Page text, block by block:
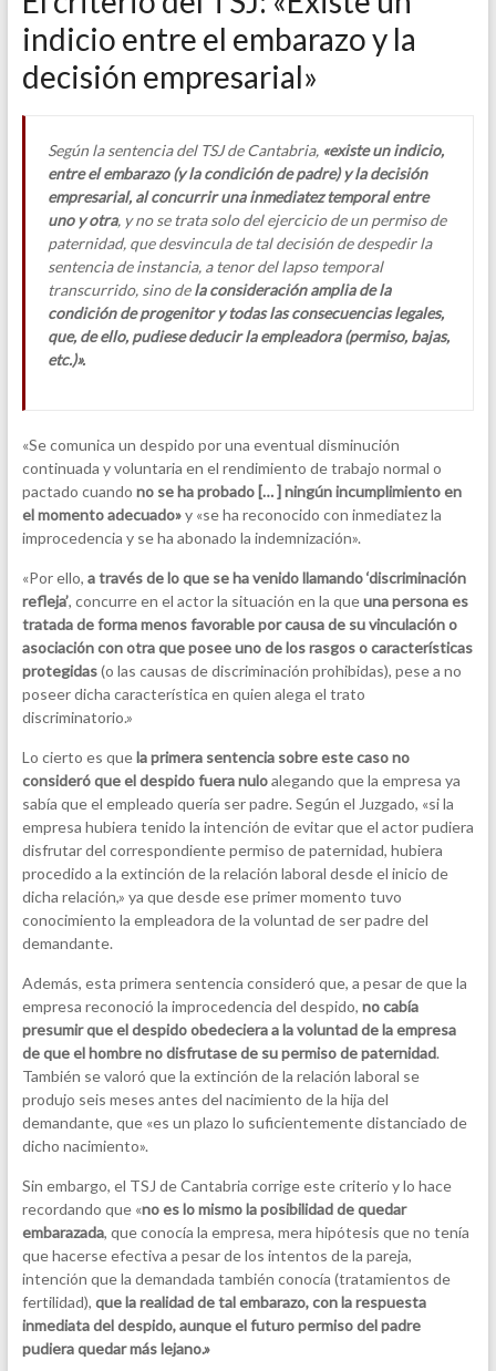
indicio entre el embarazo y la
decisión empresarial»
Según la sentencia del TSJ de Cantabria,«existe un indicio,
entre el embarazo (y la condición de padre) y la decisión
empresarial, al concurrir una inmediatez temporal entre
uno y otra, y no se trata solo del ejercicio de un permiso de
paternidad, que desvincula de tal decisión de despedir la
sentencia de instancia, a tenor del lapso temporal
transcurrido, sino dela consideración amplia de la
condición de progenitor y todas las consecuencias legales,
que, de ello, pudiese deducir la empleadora (permiso, bajas,
etc.)».
«Se comunica un despido por una eventual disminución
continuada y voluntaria en el rendimiento de trabajo normal o
pactado cuando no se ha probado [… ] ningún incumplimiento en
el momento adecuado»y «se ha reconocido con inmediatez la
improcedencia y se ha abonado la indemnización».
«Por ello, a través de lo que se ha venido llamando ‘discriminación
refleja’, concurre en el actor la situación en la queuna persona es
tratada de forma menos favorable por causa de su vinculación o
asociación con otra que posee uno de los rasgos o características
protegidas(o las causas de discriminación prohibidas), pese a no
poseer dicha característica en quien alega el trato
discriminatorio.»
Lo cierto es quela primera sentencia sobre este caso no
consideró que el despido fuera nuloalegando que la empresa ya
sabía que el empleado quería ser padre. Según el Juzgado, «si la
empresa hubiera tenido la intención de evitar que el actor pudiera
disfrutar del correspondiente permiso de paternidad, hubiera
procedido a la extinción de la relación laboral desde el inicio de
dicha relación,» ya que desde ese primer momento tuvo
conocimiento la empleadora de la voluntad de ser padre del
demandante.
Además, esta primera sentencia consideró que, a pesar de que la
empresa reconoció la improcedencia del despido, no cabía
presumir que el despido obedeciera a la voluntad de la empresa
de que el hombre no disfrutase de su permiso de paternidad.
También se valoró que la extinción de la relación laboral se
produjo seis meses antes del nacimiento de la hija del
demandante, que «es un plazo lo suficientemente distanciado de
dicho nacimiento».
Sin embargo, el TSJ de Cantabria corrige este criterio y lo hace
recordando que «no es lo mismo la posibilidad de quedar
embarazada, que conocía la empresa, mera hipótesis que no tenía
que hacerse efectiva a pesar de los intentos de la pareja,
intención que la demandada también conocía (tratamientos de
fertilidad), que la realidad de tal embarazo, con la respuesta
inmediata del despido, aunque el futuro permiso del padre
pudiera quedar más lejano.»